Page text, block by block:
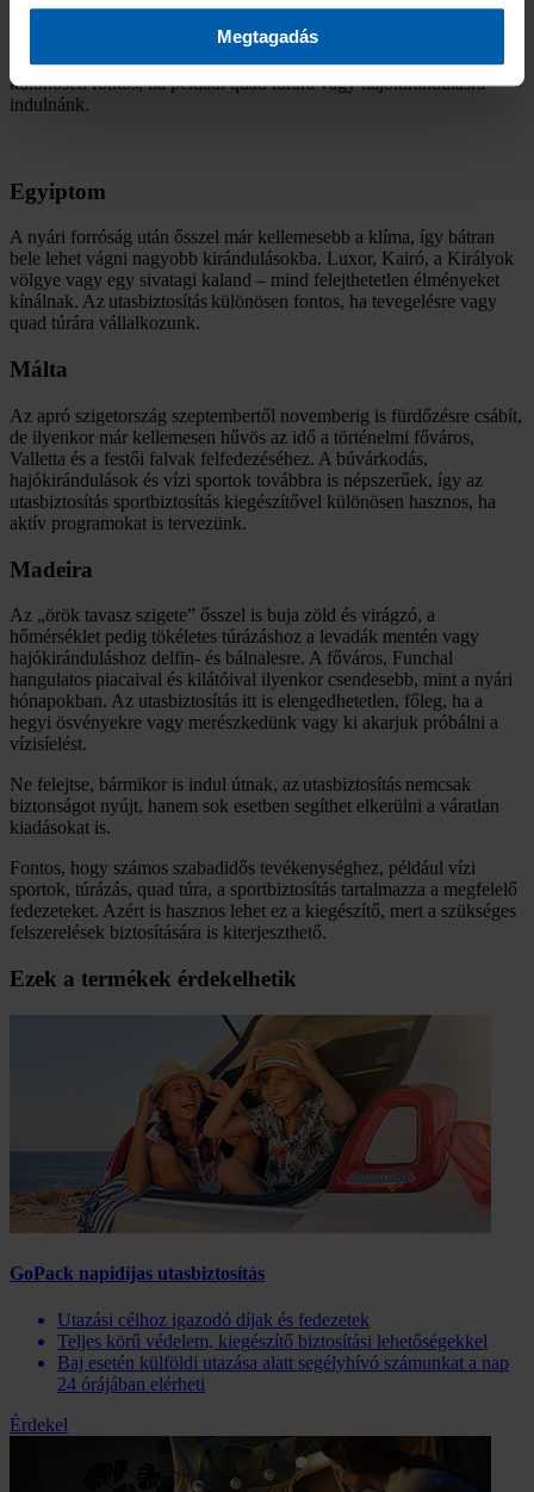
Megtagadás
pihenés mellett ilyenkor érdemes felfedezni Isztambul történelmi
látnivalóit vagy a lenyűgöző kappadókiai tájat. Az utasbiztosítás itt
különösen fontos, ha például quad túrára vagy hajókirándulásra
indulnánk.
Egyiptom
A nyári forróság után ősszel már kellemesebb a klíma, így bátran
bele lehet vágni nagyobb kirándulásokba. Luxor, Kairó, a Királyok
völgye vagy egy sivatagi kaland – mind felejthetetlen élményeket
kínálnak. Az utasbiztosítás különösen fontos, ha tevegelésre vagy
quad túrára vállalkozunk.
Málta
Az apró szigetország szeptembertől novemberig is fürdőzésre csábít,
de ilyenkor már kellemesen hűvös az idő a történelmi főváros,
Valletta és a festői falvak felfedezéséhez. A búvárkodás,
hajókirándulások és vízi sportok továbbra is népszerűek, így az
utasbiztosítás sportbiztosítás kiegészítővel különösen hasznos, ha
aktív programokat is tervezünk.
Madeira
Az „örök tavasz szigete” ősszel is buja zöld és virágzó, a
hőmérséklet pedig tökéletes túrázáshoz a levadák mentén vagy
hajókiránduláshoz delfin- és bálnalesre. A főváros, Funchal
hangulatos piacaival és kilátóival ilyenkor csendesebb, mint a nyári
hónapokban. Az utasbiztosítás itt is elengedhetetlen, főleg, ha a
hegyi ösvényekre vagy merészkedünk vagy ki akarjuk próbálni a
vízisíelést.
Ne felejtse, bármikor is indul útnak, az utasbiztosítás nemcsak
biztonságot nyújt, hanem sok esetben segíthet elkerülni a váratlan
kiadásokat is.
Fontos, hogy számos szabadidős tevékenységhez, például vízi
sportok, túrázás, quad túra, a sportbiztosítás tartalmazza a megfelelő
fedezeteket. Azért is hasznos lehet ez a kiegészítő, mert a szükséges
felszerelések biztosítására is kiterjeszthető.
Ezek a termékek érdekelhetik
GoPack napidíjas utasbiztosítás
Utazási célhoz igazodó díjak és fedezetek
Teljes körű védelem, kiegészítő biztosítási lehetőségekkel
Baj esetén külföldi utazása alatt segélyhívó számunkat a nap
24 órájában elérheti
Érdekel